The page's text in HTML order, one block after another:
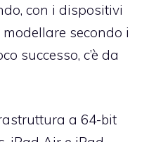
con i dispositivi
secondo i
successo, c’è da
a 64-bit